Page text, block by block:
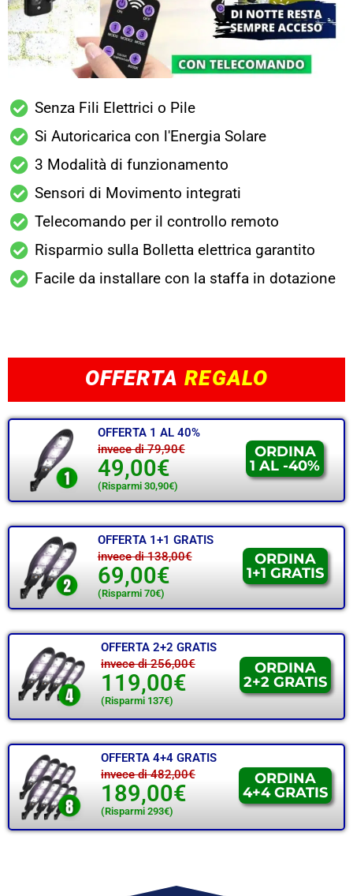
Senza Fili Elettrici o Pile
Si Autoricarica con l'Energia Solare
3 Modalità di funzionamento
Sensori di Movimento integrati
Telecomando per il controllo remoto
Risparmio sulla Bolletta elettrica garantito
Facile da installare con la staffa in dotazione
OFFERTA REGALO
OFFERTA 1 AL 40%
invece di 79,90€
49,00€
(Risparmi 30,90€)
ORDINA
1 AL -40%
OFFERTA 1+1 GRATIS
invece di 138,00€
69,00€
(Risparmi 70€)
ORDINA
1+1 GRATIS
OFFERTA 2+2 GRATIS
invece di 256,00€
119,00€
(Risparmi 137€)
ORDINA
2+2 GRATIS
OFFERTA 4+4 GRATIS
invece di 482,00€
189,00€
(Risparmi 293€)
ORDINA
4+4 GRATIS